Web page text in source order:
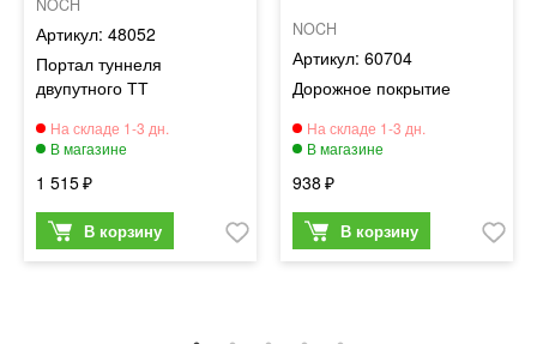
NOCH
48052
Портал туннеля
двупутного ТТ
1 515
NOCH
60704
Дорожное покрытие
938